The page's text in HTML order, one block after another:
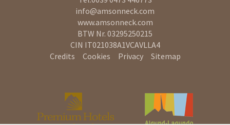
info@amsonneck.com
www.amsonneck.com
BTW Nr. 03295250215
CIN IT021038A1VCAVLLA4
Credits
Cookies Privacy Sitemap